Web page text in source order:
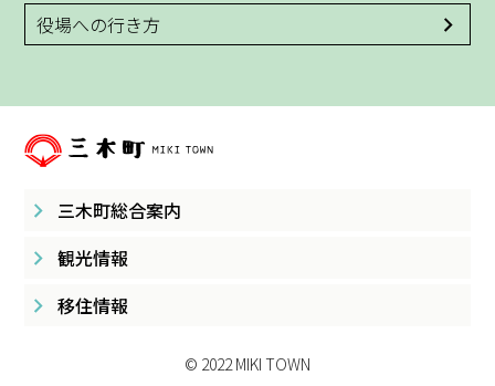
役場への行き方
三木町総合案内
観光情報
移住情報
© 2022 MIKI TOWN